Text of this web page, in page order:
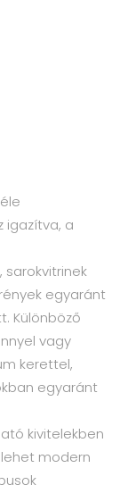
igazítva, a
sarokvitrinek
egyaránt
Különböző
vagy
kerettel,
egyaránt
kivitelekben
modern